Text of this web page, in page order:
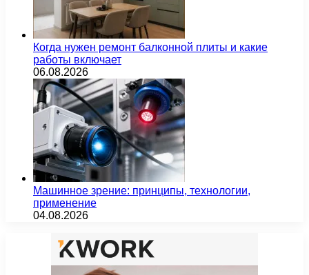
Когда нужен ремонт балконной плиты и какие
работы включает
06.08.2026
Машинное зрение: принципы, технологии,
применение
04.08.2026